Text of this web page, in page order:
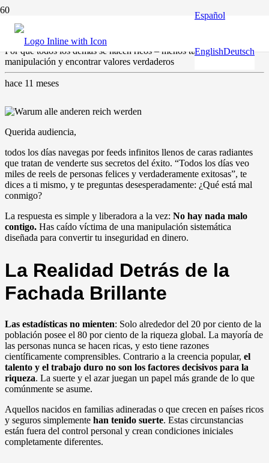
Español
EnglishDeutsch
Derechos humanos y fundamentales
Por qué todos los demás se hacen ricos – menos tú: Reconocer la
manipulación y encontrar valores verdaderos
hace 11 meses
Querida audiencia,
todos los días navegas por feeds infinitos llenos de caras radiantes
que tratan de venderte sus secretos del éxito. “Todos los días veo
miles de reels de personas felices y verdaderamente exitosas”, te
dices a ti mismo, y te preguntas desesperadamente: ¿Qué está mal
conmigo?
La respuesta es simple y liberadora a la vez: No hay nada malo
contigo. Has caído víctima de una manipulación sistemática
diseñada para convertir tu inseguridad en dinero.
La Realidad Detrás de la
Fachada Brillante
Las estadísticas no mienten: Solo alrededor del 20 por ciento de la
población posee el 80 por ciento de la riqueza global. La mayoría de
las personas nunca se hacen ricas, y esto tiene razones
científicamente comprensibles. Contrario a la creencia popular, el
talento y el trabajo duro no son los factores decisivos para la
riqueza. La suerte y el azar juegan un papel más grande de lo que
comúnmente se asume.
Aquellos nacidos en familias adineradas o que crecen en países ricos
y seguros simplemente han tenido suerte. Estas circunstancias
están fuera del control personal y crean condiciones iniciales
completamente diferentes.